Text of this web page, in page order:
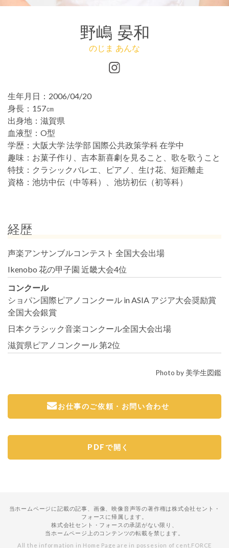
野嶋 晏和
のじま あんな
生年月日： 2006/04/20
身長： 157㎝
出身地： 滋賀県
血液型： O型
学歴： 大阪大学 法学部 国際公共政策学科 在学中
趣味： お菓子作り、吉本新喜劇を見ること、歌を歌うこと
特技： クラシックバレエ、ピアノ、生け花、短距離走
資格： 池坊中伝（中等科）、池坊初伝（初等科）
経歴
声楽アンサンブルコンテスト 全国大会出場
Ikenobo 花の甲子園 近畿大会4位
コンクール
ショパン国際ピアノコンクール in ASIA アジア大会奨励賞
全国大会銀賞
日本クラシック音楽コンクール全国大会出場
滋賀県ピアノコンクール 第2位
Photo by 美学生図鑑
お仕事のご依頼・お問い合わせ
PDFで開く
当ホームページに記載の記事、画像、映像音声等の著作権は株式会社セント・
フォースに帰属します。
株式会社セント・フォースの承諾がない限り、
当ホームページ上のコンテンツの転載を禁じます。
All the information in Home Page are in possesion of cent.FORCE